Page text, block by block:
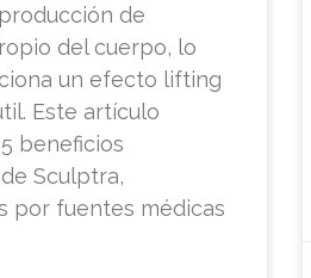
de
del cuerpo, lo
un efecto lifting
Este artículo
beneficios
Sculptra,
por fuentes médicas